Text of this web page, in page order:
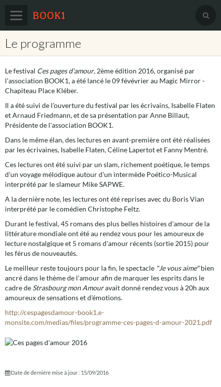
BOOK1
Accueil
Prix européen du roman d'amour
Le festival sur Facebook
Membres
Partenaires
Contact
Le programme
Le festival Ces pages d'amour, 2ème édition 2016, organisé par
l'association BOOK1, a été lancé le 09 févévrier au Magic Mirror -
Chapiteau Place Kléber.
Il a été suivi de l'ouverture du festival par les écrivains, Isabelle Flaten
et Arnaud Friedmann, et de sa présentation par Anne Billaut,
Présidente de l'association BOOK1.
Dans le même élan, des lectures en avant-première ont été réalisées
par les écrivaines, Isabelle Flaten, Céline Lapertot et Fanny Mentré.
Ces lectures ont été suivi par un slam, richement poétique, le temps
d'un voyage mélodique autour d'un intermède Poético-Musical
interprété par le slameur Mike SAPWE.
A la dernière note, les lectures ont été reprises avec du Boris Vian
interprété par le comédien Christophe Feltz.
Durant le festival, 45 romans des plus belles histoires d'amour de la
littérature mondiale ont été au rendez vous pour les amoureux de
lecture nostalgique et 5 romans d'amour récents (sortie 2015) pour
les férus de nouveautés.
Le meilleur reste toujours pour la fin, le spectacle "Je vous aime"bien
ancré dans le thème de l'amour afin de marquer les esprits dans le
cadre de Strasbourg mon Amouravait donné rendez vous à 20h aux
amoureux de sensations et d'émotions.
http://cespagesdamour-book1.e-
monsite.com/medias/files/programme-ces-pages-d-amour-2021.pdf
Date de dernière mise à jour : 15/09/2016